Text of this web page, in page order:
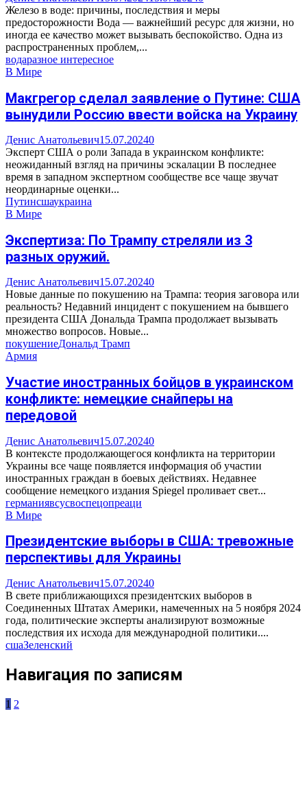
Железо в воде: причины, последствия и меры
предосторожности Вода — важнейший ресурс для жизни, но
иногда ее качество может вызывать беспокойство. Одна из
распространенных проблем,...
водаразное интересное
В Мире
Макгрегор сделал заявление о Путине: США
вынудили Россию ввести войска на Украину
Денис Анатольевич15.07.20240
Эксперт США о роли Запада в украинском конфликте:
неожиданный взгляд на причины эскалации В последнее
время в западном экспертном сообществе все чаще звучат
неординарные оценки...
Путинсшаукраина
В Мире
Экспертиза: По Трампу стреляли из 3
разных оружий.
Денис Анатольевич15.07.20240
Новые данные по покушению на Трампа: теория заговора или
реальность? Недавний инцидент с покушением на бывшего
президента США Дональда Трампа продолжает вызывать
множество вопросов. Новые...
покушениеДональд Трамп
Армия
Участие иностранных бойцов в украинском
конфликте: немецкие снайперы на
передовой
Денис Анатольевич15.07.20240
В контексте продолжающегося конфликта на территории
Украины все чаще появляется информация об участии
иностранных граждан в боевых действиях. Недавнее
сообщение немецкого издания Spiegel проливает свет...
германиявсусвоспецопреаци
В Мире
Президентские выборы в США: тревожные
перспективы для Украины
Денис Анатольевич15.07.20240
В свете приближающихся президентских выборов в
Соединенных Штатах Америки, намеченных на 5 ноября 2024
года, политические эксперты анализируют возможные
последствия их исхода для международной политики....
сшаЗеленский
Навигация по записям
1 2